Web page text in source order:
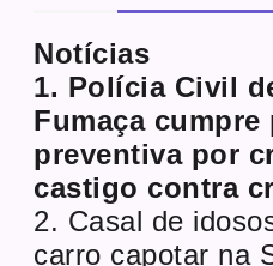
Notícias
1. Polícia Civil
Fumaça cumpre
preventiva por
castigo contra
2. Casal de
carro capotar na